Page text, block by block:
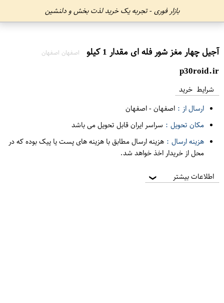
بازار فوری - تجربه یک خرید لذت بخش و دلنشین
آجیل چهار مغز شور فله ای مقدار 1 کیلو اصفهان اصفهان
p30roid.ir
شرایط خرید
ارسال از : اصفهان-اصفهان
مکان تحویل : سراسر ایران قابل تحویل می باشد
هزینه ارسال : هزینه ارسال مطابق با هزینه های پست یا پیک بوده که در
محل از خریدار اخذ خواهد شد.
اطلاعات بیشتر ❯